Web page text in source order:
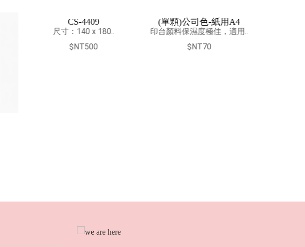
(單顆)公司色-紙用A4
印台顏料保濕度極佳，適用..
$NT70
人氣動物組★SABE｜熊
熊熊歷險記-3706..
$NT600$NT1200